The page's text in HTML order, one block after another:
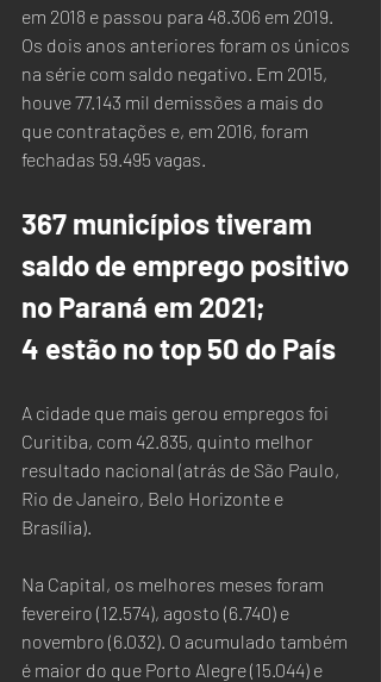
em 2018 e passou para 48.306 em 2019.
Os dois anos anteriores foram os únicos
na série com saldo negativo. Em 2015,
houve 77.143 mil demissões a mais do
que contratações e, em 2016, foram
fechadas 59.495 vagas.
367 municípios tiveram
saldo de emprego positivo
no Paraná em 2021;
4 estão no top 50 do País
A cidade que mais gerou empregos foi
Curitiba, com 42.835, quinto melhor
resultado nacional (atrás de São Paulo,
Rio de Janeiro, Belo Horizonte e
Brasília).
Na Capital, os melhores meses foram
fevereiro (12.574), agosto (6.740) e
novembro (6.032). O acumulado também
é maior do que Porto Alegre (15.044) e